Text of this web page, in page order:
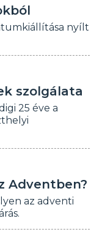
nyílt
szolgálata
25 éve a
Adventben?
az adventi